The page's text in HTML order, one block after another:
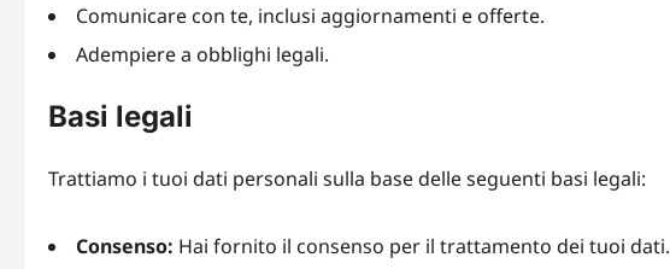
Comunicare con te, inclusi aggiornamenti e offerte.
Adempiere a obblighi legali.
Basi legali
Trattiamo i tuoi dati personali sulla base delle seguenti basi legali:
Consenso: Hai fornito il consenso per il trattamento dei tuoi dati.